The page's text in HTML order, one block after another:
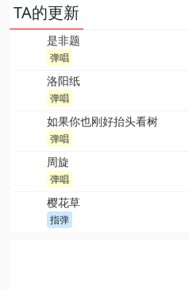
TA的更新
是非题
弹唱
洛阳纸
弹唱
如果你也刚好抬头看树
弹唱
周旋
弹唱
樱花草
指弹